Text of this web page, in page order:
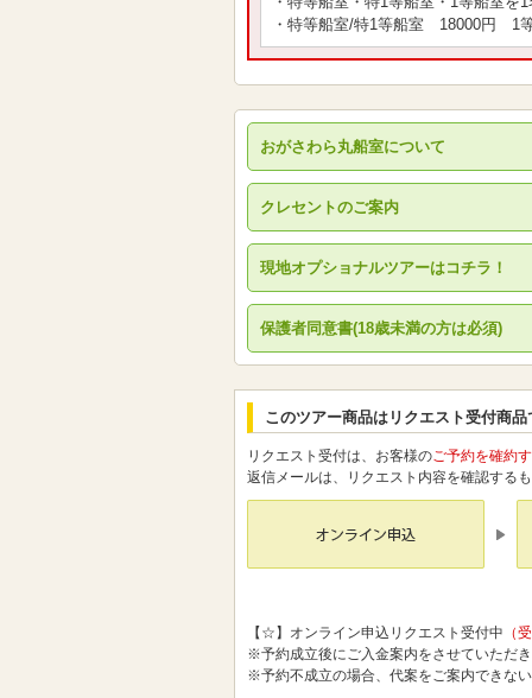
・特等船室/特1等船室 18000円 1
おがさわら丸船室について
クレセントのご案内
現地オプショナルツアーはコチラ！
保護者同意書(18歳未満の方は必須)
このツアー商品はリクエスト受付商品
リクエスト受付は、お客様のご予約を確約
返信メールは、リクエスト内容を確認する
【☆】オンライン申込リクエスト受付中 （
※予約成立後にご入金案内をさせていただ
※予約不成立の場合、代案をご案内できな